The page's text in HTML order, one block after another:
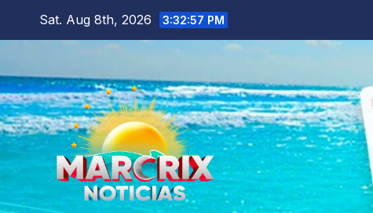
Sat. Aug 8th, 2026 3:32:59 PM